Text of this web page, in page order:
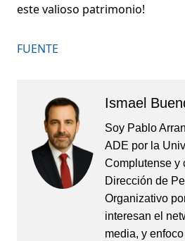
este valioso patrimonio!
FUENTE
Ismael
Soy Pablo
ADE por la
Complutense y
Dirección de
Organizativo
interesan el
media, y